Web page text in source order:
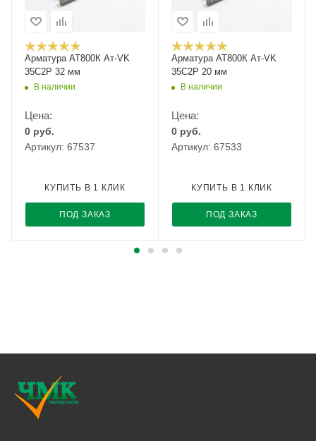
Арматура АТ800К Ат-VK
35С2Р 32 мм
В наличии
Цена:
0 руб.
Артикул: 67537
ПОД ЗАКАЗ
КУПИТЬ В 1 КЛИК
Арматура АТ800К Ат-VK
35С2Р 20 мм
В наличии
Цена:
0 руб.
Артикул: 67533
ПОД ЗАКАЗ
КУПИТЬ В 1 КЛИК